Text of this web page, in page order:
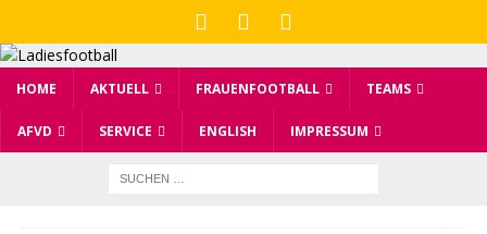
HOME AKTUELL FRAUENFOOTBALL TEAMS
AFVD SERVICE ENGLISH IMPRESSUM